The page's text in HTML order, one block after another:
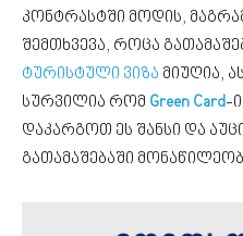
კონტრასტში მოდის,
შემთხვევა, როცა
ტურისტული ვიზა მიუღია,
სურვილია რომ Green Card-
დაკარგოთ ეს შანსი და
გათამაშებაში